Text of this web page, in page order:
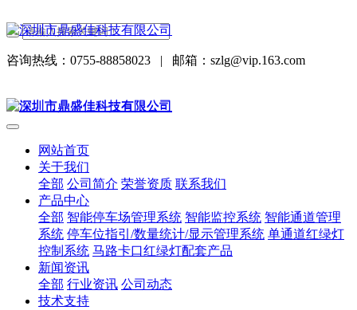
咨询热线：0755-88858023 | 邮箱：szlg@vip.163.com
网站首页
关于我们
全部 公司简介 荣誉资质 联系我们
产品中心
全部 智能停车场管理系统 智能监控系统 智能通道管理
系统 停车位指引/数量统计/显示管理系统 单通道红绿灯
控制系统 马路卡口红绿灯配套产品
新闻资讯
全部 行业资讯 公司动态
技术支持